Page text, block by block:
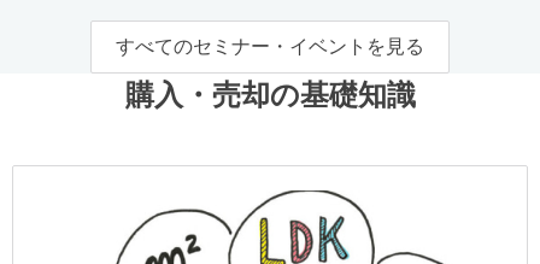
すべてのセミナー・イベントを見る
購入・売却の基礎知識